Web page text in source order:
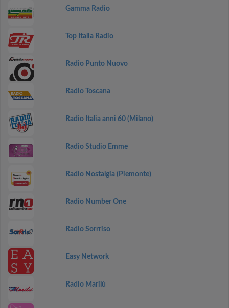
Gamma Radio
Top Italia Radio
Radio Punto Nuovo
Radio Toscana
Radio Italia anni 60 (Milano)
Radio Studio Emme
Radio Nostalgia (Piemonte)
Radio Number One
Radio Sorrriso
Easy Network
Radio Marilù